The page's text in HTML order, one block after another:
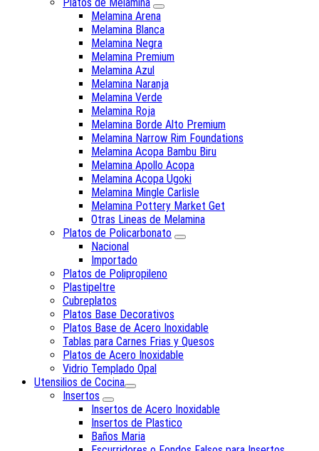
Melamina Arena
Melamina Blanca
Melamina Negra
Melamina Premium
Melamina Azul
Melamina Naranja
Melamina Verde
Melamina Roja
Melamina Borde Alto Premium
Melamina Narrow Rim Foundations
Melamina Acopa Bambu Biru
Melamina Apollo Acopa
Melamina Acopa Ugoki
Melamina Mingle Carlisle
Melamina Pottery Market Get
Otras Lineas de Melamina
Platos de Policarbonato
Nacional
Importado
Platos de Polipropileno
Plastipeltre
Cubreplatos
Platos Base Decorativos
Platos Base de Acero Inoxidable
Tablas para Carnes Frias y Quesos
Platos de Acero Inoxidable
Vidrio Templado Opal
Utensilios de Cocina
Insertos
Insertos de Acero Inoxidable
Insertos de Plastico
Baños Maria